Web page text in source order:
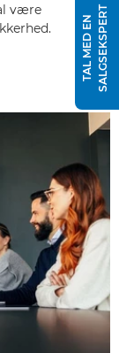
være
T
A
L
M
E
D
E
N
S
A
L
G
S
E
K
S
P
E
RT